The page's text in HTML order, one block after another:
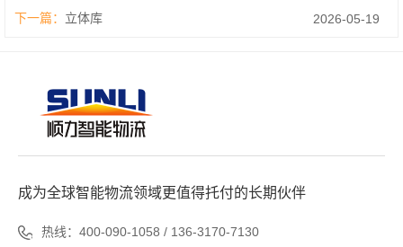
下一篇： 立体库 2026-05-19
成为全球智能物流领域更值得托付的长期伙伴
热线：400-090-1058 / 136-3170-7130